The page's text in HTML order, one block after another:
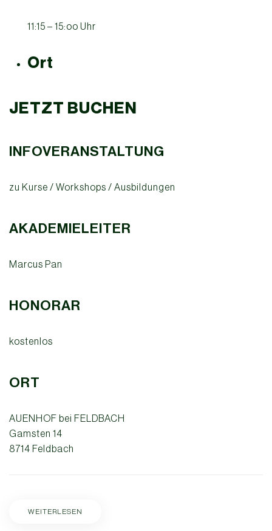
11:15 – 15:oo Uhr
Ort
JETZT BUCHEN
INFOVERANSTALTUNG
zu Kurse / Workshops / Ausbildungen
AKADEMIELEITER
Marcus Pan
HONORAR
kostenlos
ORT
AUENHOF bei FELDBACH
Gamsten 14
8714 Feldbach
WEITERLESEN